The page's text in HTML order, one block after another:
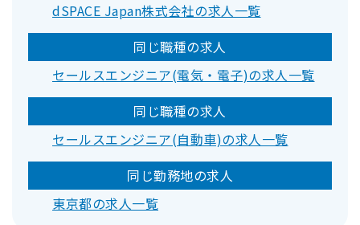
dSPACE Japan株式会社の求人一覧
同じ職種の求人
セールスエンジニア(電気・電子)の求人一覧
同じ職種の求人
セールスエンジニア(自動車)の求人一覧
同じ勤務地の求人
東京都の求人一覧